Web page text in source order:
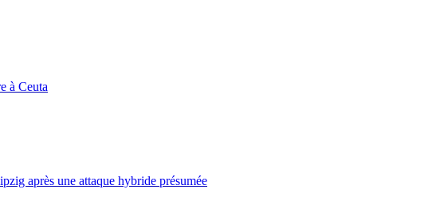
à Ceuta
après une attaque hybride présumée